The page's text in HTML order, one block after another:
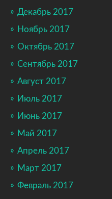
Декабрь 2017
Ноябрь 2017
Октябрь 2017
Сентябрь 2017
Август 2017
Июль 2017
Июнь 2017
Май 2017
Апрель 2017
Март 2017
Февраль 2017